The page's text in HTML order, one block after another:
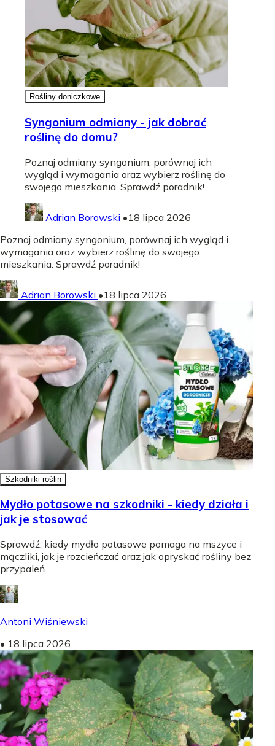
Rośliny doniczkowe
Syngonium odmiany - jak dobrać
roślinę do domu?
Poznaj odmiany syngonium, porównaj ich
wygląd i wymagania oraz wybierz roślinę do
swojego mieszkania. Sprawdź poradnik!
Adrian Borowski •18 lipca 2026
Poznaj odmiany syngonium, porównaj ich wygląd i
wymagania oraz wybierz roślinę do swojego
mieszkania. Sprawdź poradnik!
Adrian Borowski •18 lipca 2026
Szkodniki roślin
Mydło potasowe na szkodniki - kiedy działa i
jak je stosować
Sprawdź, kiedy mydło potasowe pomaga na mszyce i
mączliki, jak je rozcieńczać oraz jak opryskać rośliny bez
przypaleń.
Antoni Wiśniewski
• 18 lipca 2026